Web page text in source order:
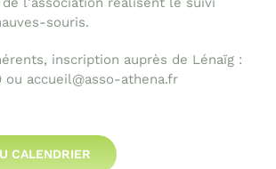
souris.
inscription auprès de Lénaïg :
ou accueil@asso-athena.fr
CALENDRIER